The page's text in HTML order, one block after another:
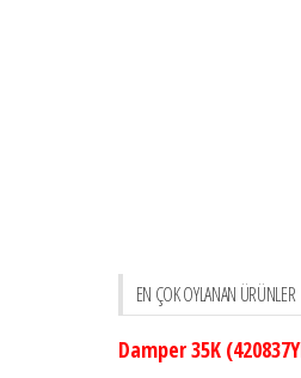
EN ÇOK OYLANAN ÜRÜNLER
Damper 35K